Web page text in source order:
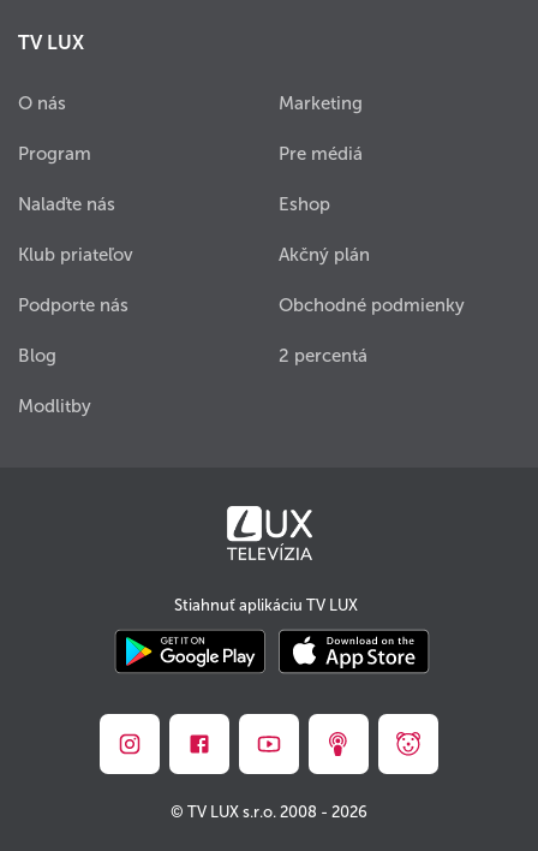
TV LUX
O nás
Program
Nalaďte nás
Klub priateľov
Podporte nás
Blog
Modlitby
Marketing
Pre médiá
Eshop
Akčný plán
Obchodné podmienky
2 percentá
Stiahnuť aplikáciu TV LUX
© TV LUX s.r.o. 2008 - 2026